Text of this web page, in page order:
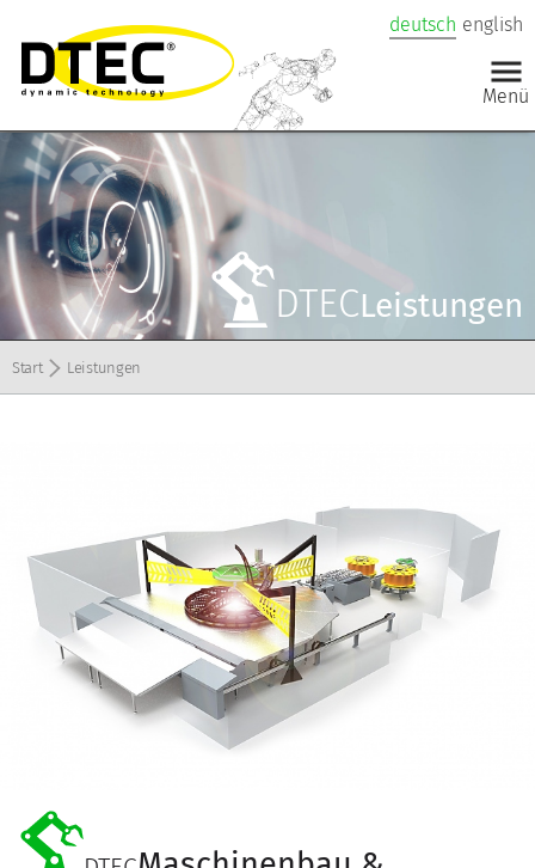
deutsch english
DTECLeistungen
Start Leistungen